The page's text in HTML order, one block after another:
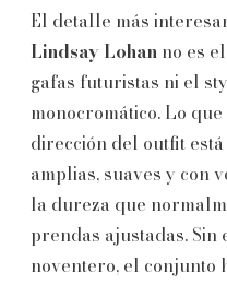
El detalle más
Lindsay Lohan no es
gafas futuristas ni el
monocromático. Lo
dirección del outfit
amplias, suaves y con
la dureza que
prendas ajustadas. Sin
noventero, el conjunto